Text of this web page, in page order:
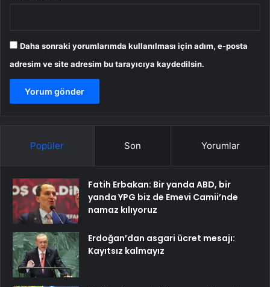
Daha sonraki yorumlarımda kullanılması için adım, e-posta
adresim ve site adresim bu tarayıcıya kaydedilsin.
Popüler Son Yorumlar
Fatih Erbakan: Bir yanda ABD, bir
yanda YPG biz de Emevi Camii’nde
namaz kılıyoruz
Erdoğan’dan asgari ücret mesajı:
Kayıtsız kalmayız